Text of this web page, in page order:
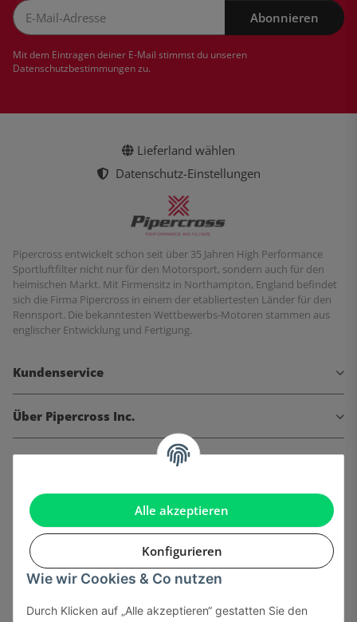
Alle akzeptieren
Konfigurieren
Wie wir Cookies & Co nutzen
Durch Klicken auf „Alle akzeptieren“ gestatten Sie den
Abonnieren
Mit dem Eintragen deiner E-Mail stimmst du unseren
Datenschutzbestimmungenzu.
Lieferland wählen
Datenschutz-Einstellungen
Pipercross entwickelt schon seit über 35 Jahren High Performance
Sportluftfilter nicht nur für den Motorsport, sondern auch für den
heimischen Markt. Mit Firmensitz in Northampton, England befindet
sich die Firma Pipercross in einem der etabliertesten Länder für den
Rennsport. Die bekanntesten Wettbewerbs-Motoren stammen aus
englischer Entwicklung und Fertigung.
Kundenservice
Über Pipercross Inc.
Informationen
Gesetzliche Informationen